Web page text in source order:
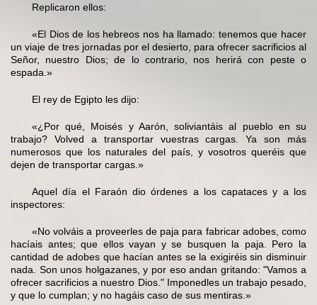
Replicaron ellos:
«El Dios de los hebreos nos ha llamado: tenemos que hacer
un viaje de tres jornadas por el desierto, para ofrecer sacrificios al
Señor, nuestro Dios; de lo contrario, nos herirá con peste o
espada.»
El rey de Egipto les dijo:
«¿Por qué, Moisés y Aarón, soliviantáis al pueblo en su
trabajo? Volved a transportar vuestras cargas. Ya son más
numerosos que los naturales del país, y vosotros queréis que
dejen de transportar cargas.»
Aquel día el Faraón dio órdenes a los capataces y a los
inspectores:
«No volváis a proveerles de paja para fabricar adobes, como
hacíais antes; que ellos vayan y se busquen la paja. Pero la
cantidad de adobes que hacían antes se la exigiréis sin disminuir
nada. Son unos holgazanes, y por eso andan gritando: "Vamos a
ofrecer sacrificios a nuestro Dios." Imponedles un trabajo pesado,
y que lo cumplan; y no hagáis caso de sus mentiras.»